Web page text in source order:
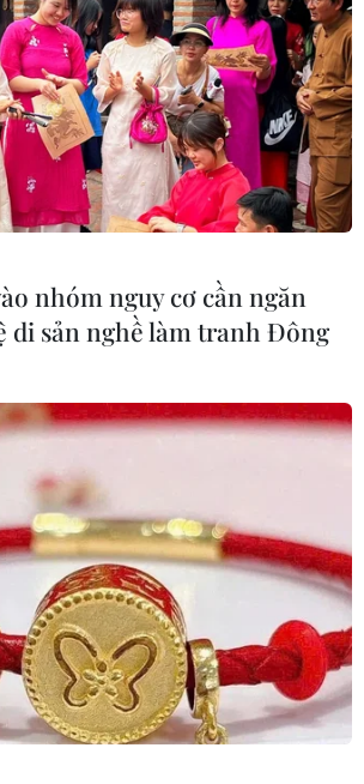
nhóm nguy cơ cần ngăn
di sản nghề làm tranh Đông